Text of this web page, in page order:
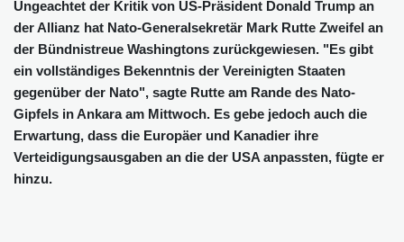
Ungeachtet der Kritik von US-Präsident Donald Trump an
der Allianz hat Nato-Generalsekretär Mark Rutte Zweifel an
der Bündnistreue Washingtons zurückgewiesen. "Es gibt
ein vollständiges Bekenntnis der Vereinigten Staaten
gegenüber der Nato", sagte Rutte am Rande des Nato-
Gipfels in Ankara am Mittwoch. Es gebe jedoch auch die
Erwartung, dass die Europäer und Kanadier ihre
Verteidigungsausgaben an die der USA anpassten, fügte er
hinzu.